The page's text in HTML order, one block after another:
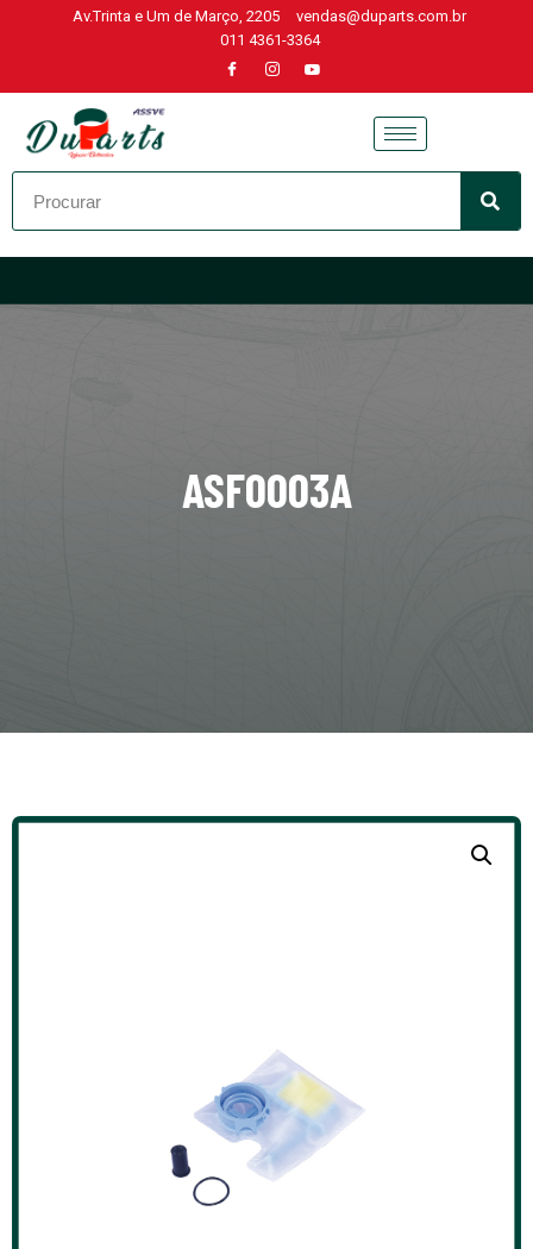
to
content
Av.Trinta e Um de Março, 2205
vendas@duparts.com.br
011 4361-3364
ASF0003A